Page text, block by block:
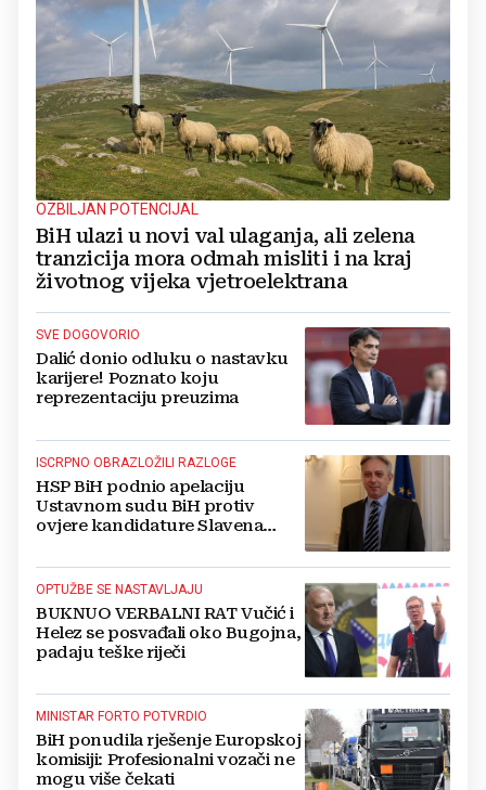
OZBILJAN POTENCIJAL
BiH ulazi u novi val ulaganja, ali zelena
tranzicija mora odmah misliti i na kraj
životnog vijeka vjetroelektrana
SVE DOGOVORIO
Dalić donio odluku o nastavku
karijere! Poznato koju
reprezentaciju preuzima
ISCRPNO OBRAZLOŽILI RAZLOGE
HSP BiH podnio apelaciju
Ustavnom sudu BiH protiv
ovjere kandidature Slavena
OPTUŽBE SE NASTAVLJAJU
BUKNUO VERBALNI RAT Vučić i
Helez se posvađali oko Bugojna,
padaju teške riječi
MINISTAR FORTO POTVRDIO
BiH ponudila rješenje Europskoj
komisiji: Profesionalni vozači ne
mogu više čekati